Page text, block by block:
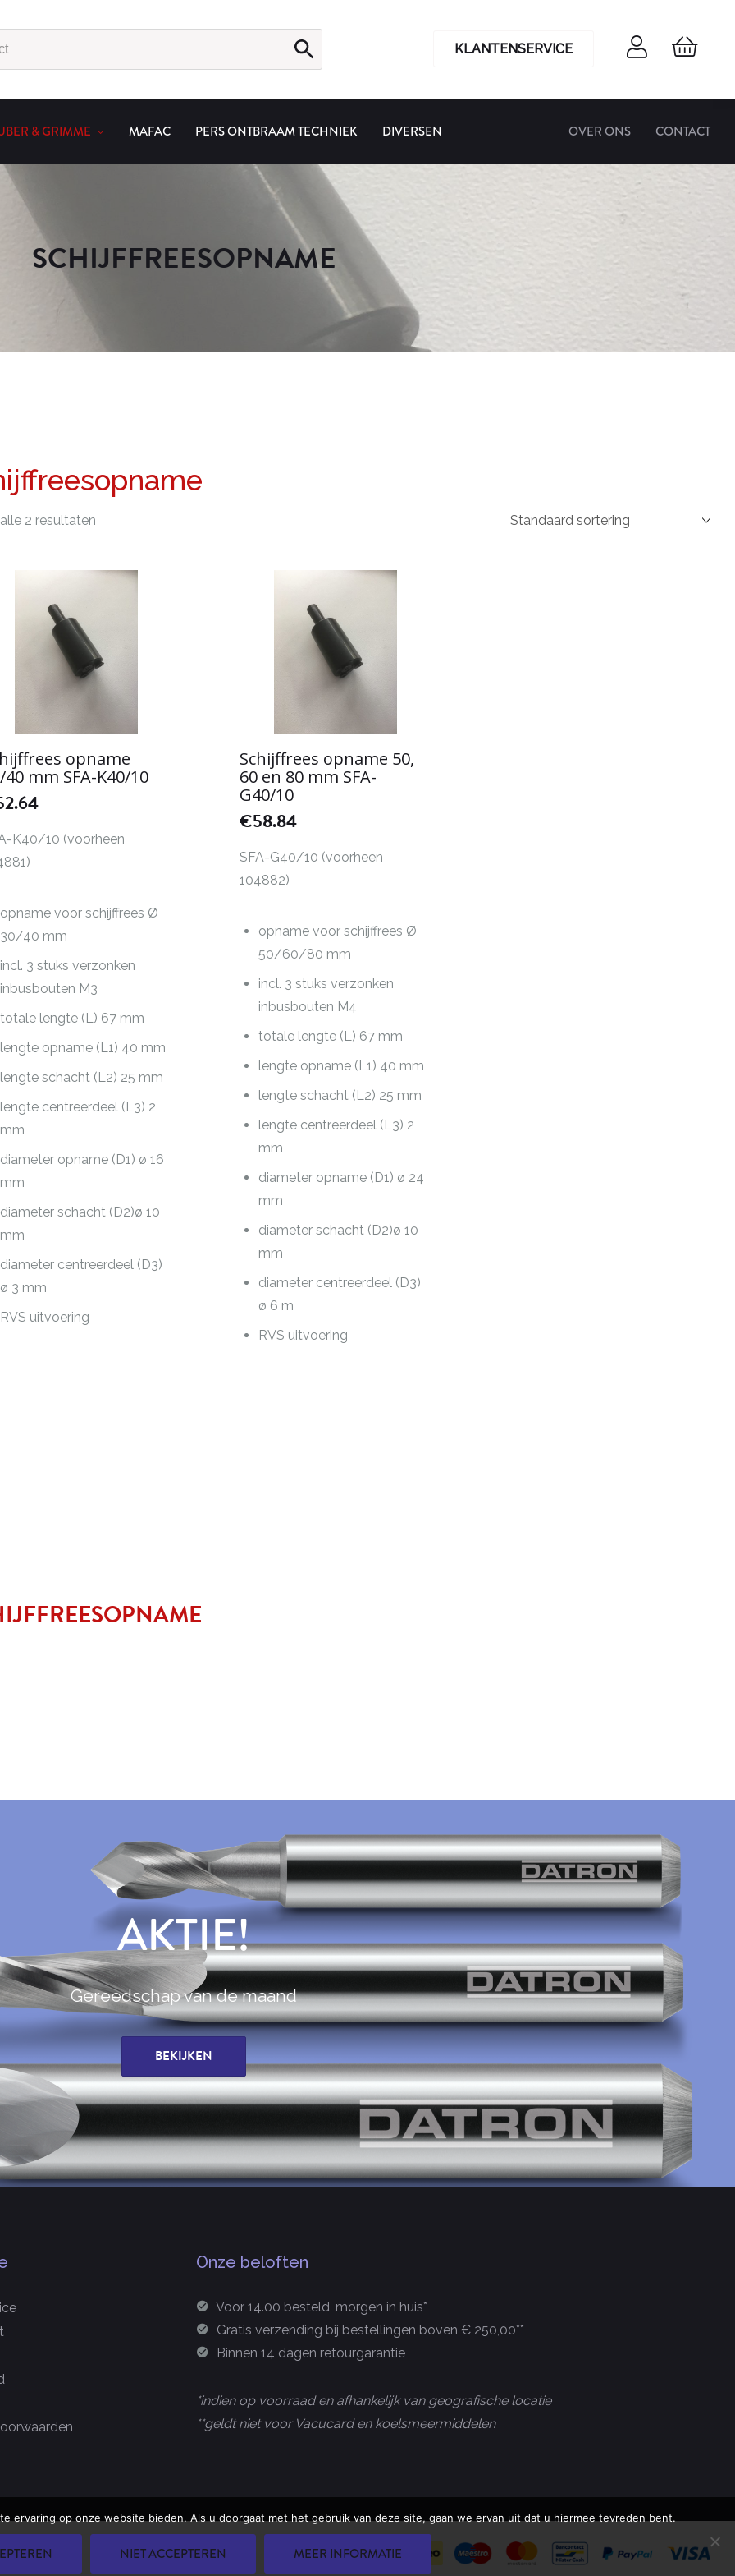
KLANTENSERVICE
& GRIMME MAFAC PERS ONTBRAAM TECHNIEK DIVERSEN OVER ONS CONTACT
SCHIJFFREESOPNAME
2 resultaten
opname
40 mm SFA-K40/10
K40/10 (voorheen
opname voor schijffrees Ø
30/40 mm
incl. 3 stuks verzonken
inbusbouten M3
totale lengte (L) 67 mm
lengte opname (L1) 40 mm
lengte schacht (L2) 25 mm
lengte centreerdeel (L3) 2
mm
diameter opname (D1) ø 16
mm
diameter schacht (D2)ø 10
mm
diameter centreerdeel (D3)
ø 3 mm
RVS uitvoering
Schijffrees opname 50,
60 en 80 mm SFA-
G40/10
€58.84
SFA-G40/10 (voorheen
104882)
opname voor schijffrees Ø
50/60/80 mm
incl. 3 stuks verzonken
inbusbouten M4
totale lengte (L) 67 mm
lengte opname (L1) 40 mm
lengte schacht (L2) 25 mm
lengte centreerdeel (L3) 2
mm
diameter opname (D1) ø 24
mm
diameter schacht (D2)ø 10
mm
diameter centreerdeel (D3)
ø 6 m
RVS uitvoering
AKTIE!
Gereedschap van de maand
BEKIJKEN
Onze beloften
Voor 14.00 besteld, morgen in huis*
Gratis verzending bij bestellingen boven € 250,00**
Binnen 14 dagen retourgarantie
*indien op voorraad en afhankelijk van geografische locatie
**geldt niet voor Vacucard en koelsmeermiddelen
B.V.
ervaring op onze website bieden. Als u doorgaat met het gebruik van deze site, gaan we ervan uit dat u hiermee tevreden bent.
NIET ACCEPTEREN MEER INFORMATIE